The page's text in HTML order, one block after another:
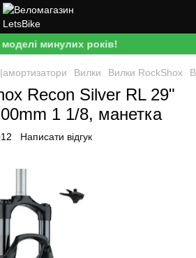
минулих років!
Вилки Вилки RockShox
Recon Silver RL 29"
1 1/8, манетка
Написати відгук